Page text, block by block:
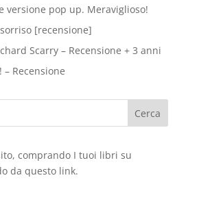
versione pop up. Meraviglioso!
[recensione]
Scarry – Recensione + 3 anni
– Recensione
comprando I tuoi libri su
da questo link.